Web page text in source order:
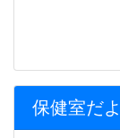
保健室だ